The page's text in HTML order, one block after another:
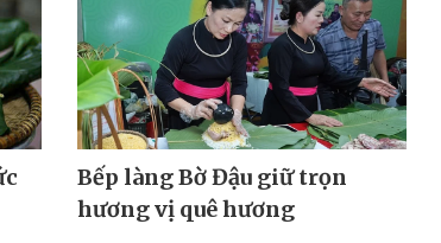
Bếp làng Bờ Đậu giữ trọn
hương vị quê hương